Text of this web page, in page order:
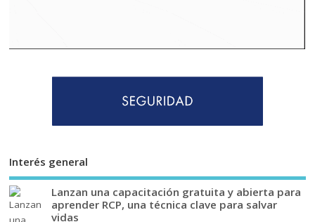
Interés general
Lanzan una capacitación gratuita y abierta para
aprender RCP, una técnica clave para salvar
vidas